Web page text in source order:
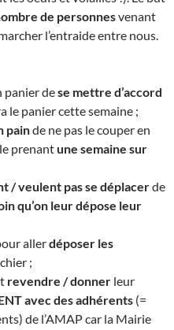
de personnesvenant
l’entraide entre nous.
panier dese mettre d’accord
le panier cette semaine ;
painde ne pas le couper en
prenantune semaine sur
/ veulent pas se déplacerde
qu’on leur dépose leur
allerdéposer les
;
revendre / donner leur
avec des adhérents (=
de l’AMAP car la Mairie